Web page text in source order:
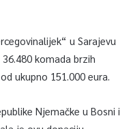
u Sarajevu
komada brzih
ukupno 151.000 eura.
Njemačke u Bosni i